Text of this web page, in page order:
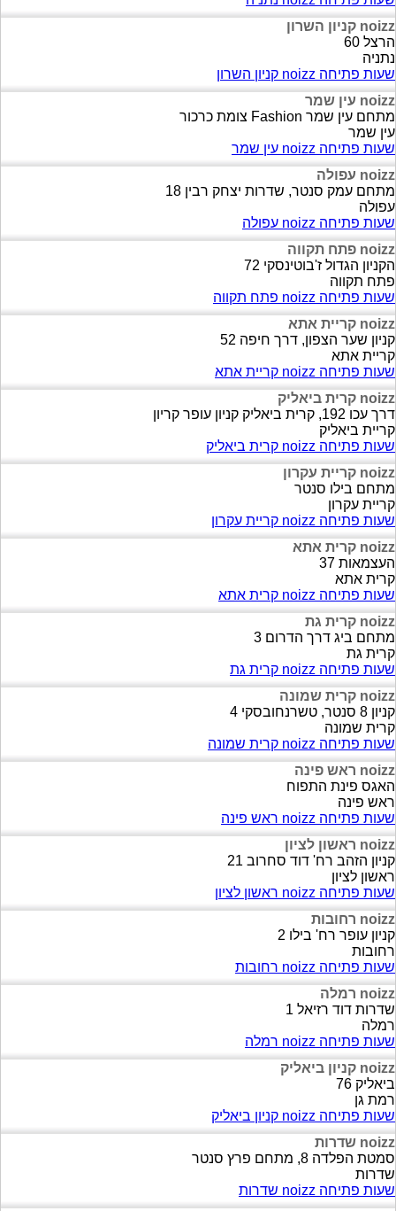
noizz קניון השרון
הרצל 60
נתניה
שעות פתיחה noizz קניון השרון
noizz עין שמר
מתחם עין שמר Fashion צומת כרכור
עין שמר
שעות פתיחה noizz עין שמר
noizz עפולה
מתחם עמק סנטר, שדרות יצחק רבין 18
עפולה
שעות פתיחה noizz עפולה
noizz פתח תקווה
הקניון הגדול ז'בוטינסקי 72
פתח תקווה
שעות פתיחה noizz פתח תקווה
noizz קריית אתא
קניון שער הצפון, דרך חיפה 52
קריית אתא
שעות פתיחה noizz קריית אתא
noizz קרית ביאליק
דרך עכו 192, קרית ביאליק קניון עופר קריון
קריית ביאליק
שעות פתיחה noizz קרית ביאליק
noizz קריית עקרון
מתחם בילו סנטר
קריית עקרון
שעות פתיחה noizz קריית עקרון
noizz קרית אתא
העצמאות 37
קרית אתא
שעות פתיחה noizz קרית אתא
noizz קרית גת
מתחם ביג דרך הדרום 3
קרית גת
שעות פתיחה noizz קרית גת
noizz קרית שמונה
קניון 8 סנטר, טשרנחובסקי 4
קרית שמונה
שעות פתיחה noizz קרית שמונה
noizz ראש פינה
האגס פינת התפוח
ראש פינה
שעות פתיחה noizz ראש פינה
noizz ראשון לציון
קניון הזהב רח' דוד סחרוב 21
ראשון לציון
שעות פתיחה noizz ראשון לציון
noizz רחובות
קניון עופר רח' בילו 2
רחובות
שעות פתיחה noizz רחובות
noizz רמלה
שדרות דוד רזיאל 1
רמלה
שעות פתיחה noizz רמלה
noizz קניון ביאליק
ביאליק 76
רמת גן
שעות פתיחה noizz קניון ביאליק
noizz שדרות
סמטת הפלדה 8, מתחם פרץ סנטר
שדרות
שעות פתיחה noizz שדרות